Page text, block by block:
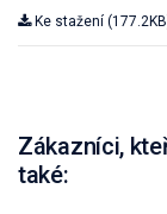
Ke stažení
Zákazníci,
také: